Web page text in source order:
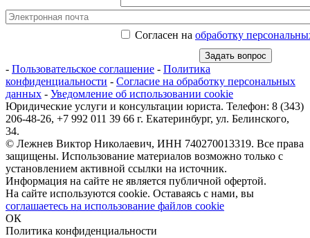
Согласен на обработку
- Пользовательское соглашение - Политика
конфиденциальности - Согласие на обработку персональных
данных - Уведомление об использовании cookie
Юридические услуги и консультации юриста. Телефон: 8 (343)
206-48-26, +7 992 011 39 66 г. Екатеринбург, ул. Белинского,
34.
© Лежнев Виктор Николаевич, ИНН 740270013319. Все права
защищены. Использование материалов возможно только с
установлением активной ссылки на источник.
Информация на сайте не является публичной офертой.
На сайте используются cookie. Оставаясь с нами, вы
соглашаетесь на использование файлов cookie
ОК
Политика конфиденциальности